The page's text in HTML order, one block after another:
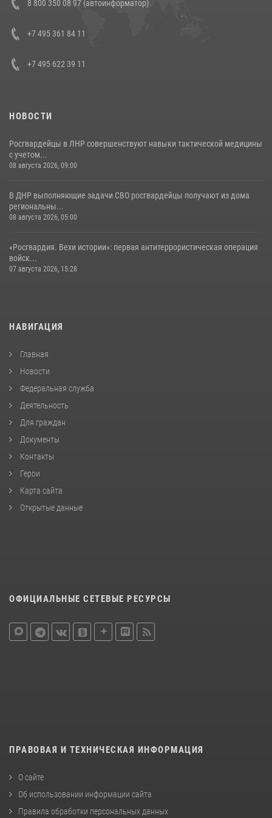
генерала армии Виктора Золотова с заместителем полномочного
представителя Президента Российской Федерации в Северо-
Кавказском федеральном округе Виталием Кузнецовым
8 800 350 08 97 (автоинформатор)
+7 495 361 84 11
+7 495 622 39 11
НОВОСТИ
Росгвардейцы в ЛНР совершенствуют навыки тактической медицины
с учетом...
08 августа 2026, 09:00
В ДНР выполняющие задачи СВО росгвардейцы получают из дома
региональны...
08 августа 2026, 05:00
«Росгвардия. Вехи истории»: первая антитеррористическая операция
войск...
07 августа 2026, 15:28
НАВИГАЦИЯ
Главная
Новости
Федеральная служба
Деятельность
Для граждан
Документы
Контакты
Герои
Карта сайта
Открытые данные
ОФИЦИАЛЬНЫЕ СЕТЕВЫЕ РЕСУРСЫ
ПРАВОВАЯ И ТЕХНИЧЕСКАЯ ИНФОРМАЦИЯ
О сайте
Об использовании информации сайта
Правила обработки персональных данных